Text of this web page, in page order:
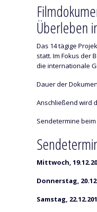
Überleben
Das 14 tägige
statt. Im Fokus der
die internationale
Dauer der
Anschließend wird
Sendetermine
Mittwoch,
Donnerstag,
Samstag,